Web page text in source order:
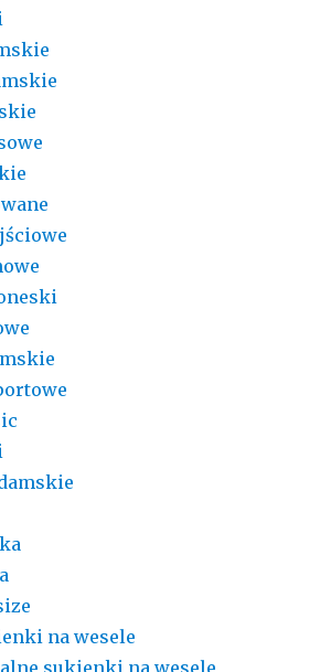
na wesele
sukienki na wesele